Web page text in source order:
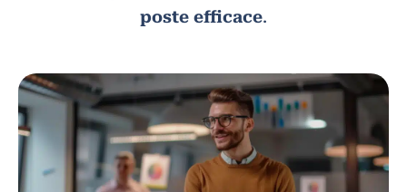
poste efficace.